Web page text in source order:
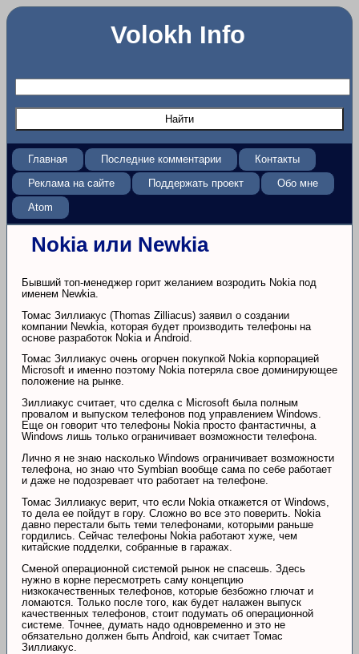
Volokh Info
Главная Последние комментарии
Контакты
Реклама на сайте
Поддержать проект
Обо мне
Atom
Nokia или Newkia
Бывший топ-менеджер горит желанием возродить Nokia под
именем Newkia.
Томас Зиллиакус (Thomas Zilliacus) заявил о создании
компании Newkia, которая будет производить телефоны на
основе разработок Nokia и Android.
Томас Зиллиакус очень огорчен покупкой Nokia корпорацией
Microsoft и именно поэтому Nokia потеряла свое доминирующее
положение на рынке.
Зиллиакус считает, что сделка с Microsoft была полным
провалом и выпуском телефонов под управлением Windows.
Еще он говорит что телефоны Nokia просто фантастичны, а
Windows лишь только ограничивает возможности телефона.
Лично я не знаю насколько Windows ограничивает возможности
телефона, но знаю что Symbian вообще сама по себе работает
и даже не подозревает что работает на телефоне.
Томас Зиллиакус верит, что если Nokia откажется от Windows,
то дела ее пойдут в гору. Сложно во все это поверить. Nokia
давно перестали быть теми телефонами, которыми раньше
гордились. Сейчас телефоны Nokia работают хуже, чем
китайские подделки, собранные в гаражах.
Сменой операционной системой рынок не спасешь. Здесь
нужно в корне пересмотреть саму концепцию
низкокачественных телефонов, которые безбожно глючат и
ломаются. Только после того, как будет налажен выпуск
качественных телефонов, стоит подумать об операционной
системе. Точнее, думать надо одновременно и это не
обязательно должен быть Android, как считает Томас
Зиллиакус.